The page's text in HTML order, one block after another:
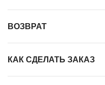
ВОЗВРАТ
КАК СДЕЛАТЬ ЗАКАЗ